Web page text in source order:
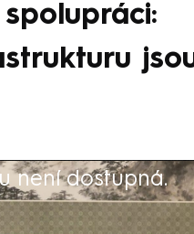
není dostupná.